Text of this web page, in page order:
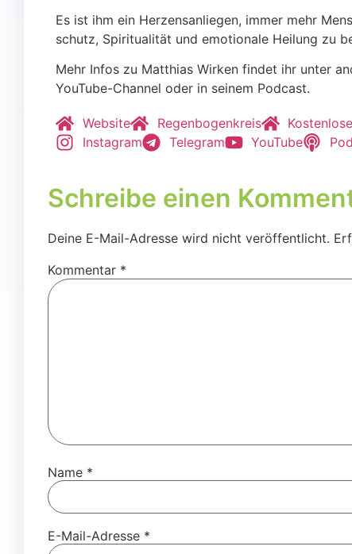
Es ist ihm ein Her­zens­an­lie­gen, immer mehr
schutz, Spi­ri­tua­li­tät und emo­tio­na­le Hei­lung zu
Mehr Infos zu Mat­thi­as Wir­ken fin­det ihr unter
You­Tube-Chan­nel oder in sei­nem Pod­cast.
Web­site Regen­bo­gen­kreis
Insta­gram
Tele­gram You­Tube
Schreibe einen
Deine E-Mail-Adresse wird nicht veröffentlicht.
Kommentar *
Name *
E-Mail-Adresse *